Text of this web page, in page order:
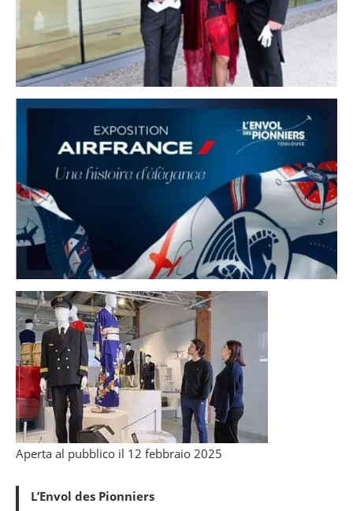
Aperta al pubblico il 12 febbraio 2025
L’Envol des Pionniers